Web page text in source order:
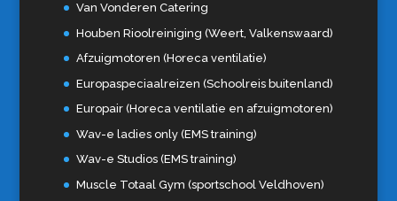
Van Vonderen Catering
Houben Rioolreiniging (Weert, Valkenswaard)
Afzuigmotoren (Horeca ventilatie)
Europaspeciaalreizen (Schoolreis buitenland)
Europair (Horeca ventilatie en afzuigmotoren)
Wav-e ladies only (EMS training)
Wav-e Studios (EMS training)
Muscle Totaal Gym (sportschool Veldhoven)